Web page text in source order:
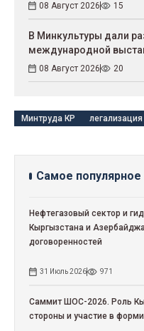
08 Август 2026 15
В Минкультуры дали
международной
08 Август 2026 20
Минтруда КР легализация
Самое популярное
Нефтегазовый сектор и
Кыргызстана и
договоренностей
31 Июль 2026 971
Саммит ШОС-2026. Роль
стороны и участие в